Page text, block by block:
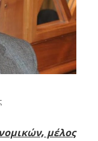
μέλος